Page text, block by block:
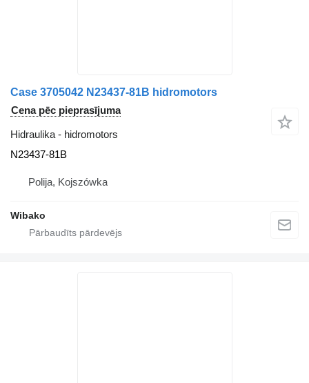
Case 3705042 N23437-81B hidromotors
Cena pēc pieprasījuma
Hidraulika - hidromotors
N23437-81B
Polija, Kojszówka
Wibako